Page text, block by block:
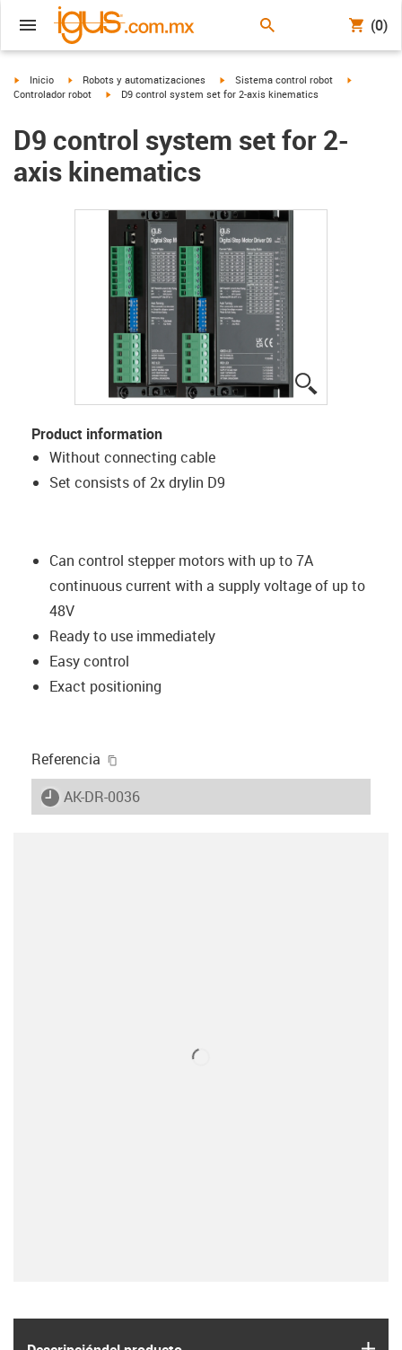
(0)
igus-icon-arrow-right
Inicio igus-icon-arrow-right
Robots y automatizaciones igus-icon-arrow-right
Sistema control robot
Controlador robot
igus-icon-arrow-right
D9 control system set for 2-axis kinematics
D9 control system set for 2-
axis kinematics
Product information
Without connecting cable
Set consists of 2x drylin D9
Can control stepper motors with up to 7A
continuous current with a supply voltage of up to
48V
Ready to use immediately
Easy control
Exact positioning
Referencia
igus-icon-lieferzeit
AK-DR-0036